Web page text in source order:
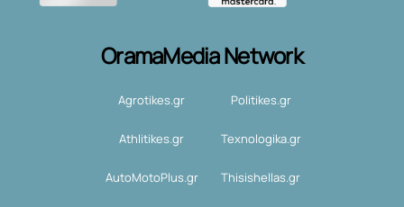
OramaMedia Network
Agrotikes.gr Politikes.gr
Athlitikes.gr Texnologika.gr
AutoMotoPlus.gr Thisishellas.gr